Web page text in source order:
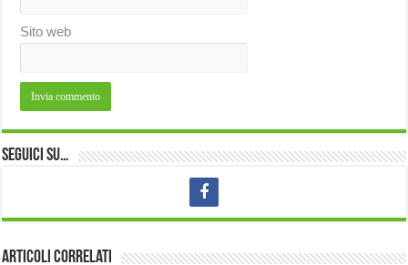
Sito web
Seguici su…
Articoli correlati